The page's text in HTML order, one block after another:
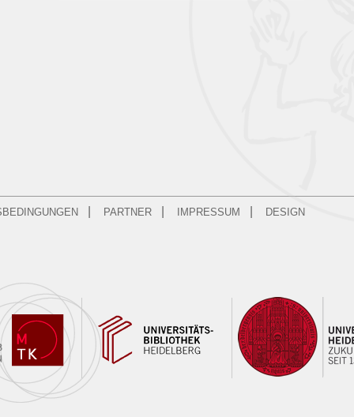
PARTNER IMPRESSUM DESIGN